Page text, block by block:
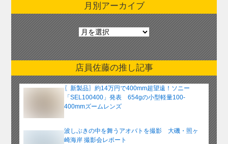
月別アーカイブ
月
別
ア
ー
カ
イ
ブ
店員佐藤の推し記事
〖新製品〗約14万円で400mm超望遠！ソニー
「SEL100400」発表 654gの小型軽量100-
400mmズームレンズ
波しぶきの中を舞うアオバトを撮影 大磯・照ヶ
崎海岸 撮影会レポート